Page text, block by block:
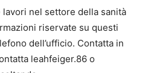
nel settore della sanità
riservate su questi
dell’ufficio. Contatta in
leahfeiger.86 o